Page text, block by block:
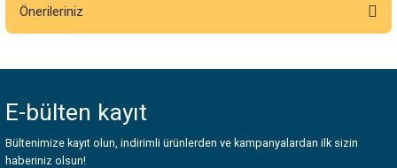
Önerileriniz
Görüş ve önerileriniz için teşekkür ederiz.
Ürün resmi kalitesiz, bozuk veya görüntülenemiyor.
E-bülten kayıt
Bültenimize kayıt olun, indirimli ürünlerden ve kampanyalardan ilk sizin
haberiniz olsun!